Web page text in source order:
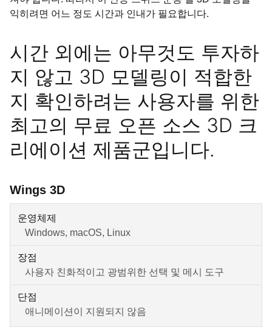
익히려면 어느 정도 시간과 인내가 필요합니다.
시간 외에는 아무것도 투자하
지 않고 3D 모델링이 적합한
지 확인하려는 사용자를 위한
최고의 무료 오픈 소스 3D 크
리에이션 제품군입니다.
Wings 3D
운영체제
Windows, macOS, Linux
장점
사용자 친화적이고 광범위한 선택 및 메시 도구
단점
애니메이션이 지원되지 않음